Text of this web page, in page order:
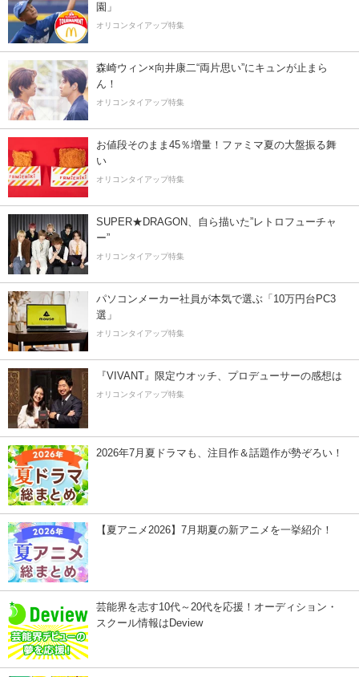
園」
オリコンタイアップ特集
森崎ウィン×向井康二“両片思い”にキュンが止まら
ん！
オリコンタイアップ特集
お値段そのまま45％増量！ファミマ夏の大盤振る舞
い
オリコンタイアップ特集
SUPER★DRAGON、自ら描いた”レトロフューチャ
ー”
オリコンタイアップ特集
パソコンメーカー社員が本気で選ぶ「10万円台PC3
選」
オリコンタイアップ特集
『VIVANT』限定ウオッチ、プロデューサーの感想は
オリコンタイアップ特集
2026年7月夏ドラマも、注目作＆話題作が勢ぞろい！
【夏アニメ2026】7月期夏の新アニメを一挙紹介！
芸能界を志す10代～20代を応援！オーディション・
スクール情報はDeview